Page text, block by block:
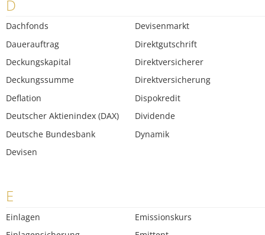
D
Dachfonds
Dauerauftrag
Deckungskapital
Deckungssumme
Deflation
Deutscher Aktienindex (DAX)
Deutsche Bundesbank
Devisen
Devisenmarkt
Direktgutschrift
Direktversicherer
Direktversicherung
Dispokredit
Dividende
Dynamik
E
Einlagen
Emissionskurs